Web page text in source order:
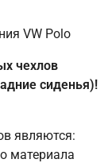
VW Polo
чехлов
сиденья)!
являются:
материала